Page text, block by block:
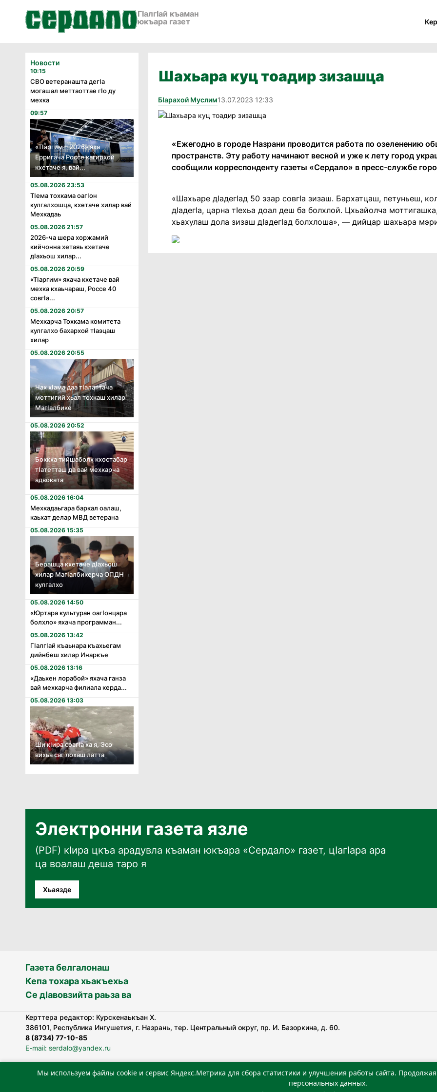
ГӀалгӀай къаман
юкъара газет
Новости
10:15
СВО ветеранашта дегӏа
могашал меттаоттае гӏо ду
мехка
09:57
«Тӏаргим – 2026» яха
Ерригача Россе кагирхой
кхетаче я, вай...
05.08.2026 23:53
Тӏема тохкама оагӏон
кулгалхошца, кхетаче хилар вай
Мехкадаь
05.08.2026 21:57
2026-ча шера хоржамий
кийчонна хетаяь кхетаче
дӏахьош хилар...
05.08.2026 20:59
«Тӏаргим» яхача кхетаче вай
мехка кхаьчараш, Россе 40
совгӏа...
05.08.2026 20:57
Мехкарча Тохкама комитета
кулгалхо бахархой тӏаэцаш
хилар
05.08.2026 20:55
Нах хӏама даа тӏалаттача
моттигий хьал тохкаш хилар
Магӏалбике
05.08.2026 20:52
Боккха тийшаболх кхостабар
тӏатетташ да вай мехкарча
адвоката
05.08.2026 16:04
Мехкадаьгара баркал оалаш,
каьхат делар МВД ветерана
05.08.2026 15:35
Берашца кхетаче дӏахьош
хилар Магӏалбикерча ОПДН
кулгалхо
05.08.2026 14:50
«Юртара культуран оагӏонцара
болхло» яхача программан...
05.08.2026 13:42
Гӏалгӏай къаьнара къахьегам
дийнбеш хилар Инаркъе
05.08.2026 13:16
«Даьхен лорабой» яхача ганза
вай мехкарча филиала керда...
05.08.2026 13:03
Ши кӏира совгӏа ха я, Эсо
вихьа саг лохаш латта
Шахьара куц тоадир зизашца
Бӏарахой Муслим13.07.2023 12:33
«Ежегодно в городе Назрани проводится работа по озеленению
пространств. Эту работу начинают весной и уже к лету город
сообщили корреспонденту газеты «Сердало» в пресс-службе
«Шахьаре дӀадегӀад 50 эзар совгӀа зизаш. Бархатцаш, петуньеш,
дӀадегӀа, царна тӀехьа доал деш ба болхлой. Цхьайолча
хьахулаш дола зизаш дӀадегӀад болхлоша», — дийцар шахьара
Электронни газета язле
(PDF) кӀира цкъа арадувла къаман юкъара «Сердало» газет, цӀагӀара ара
ца воалаш деша таро я
Хьаязде
Газета белгалонаш
Кепа тохара хьакъехьа
Се дӀавовзийта раьза ва
Керттера редактор: Курскенаькъан Х.
386101, Республика Ингушетия, г. Назрань, тер. Центральный округ, пр. И. Базоркина, д. 60.
8 (8734) 77-10-85
E-mail: serdalo@yandex.ru
«Сердало» газета арадувлар чIоагIдаьд бувзамеи, хоам беча гIирсаштеи, цар дуккхача тайпаштеи тIахьожам
Мы используем файлы cookie и сервис Яндекс.Метрика для сбора статистики и улучшения работы сайта.
персональных данных.